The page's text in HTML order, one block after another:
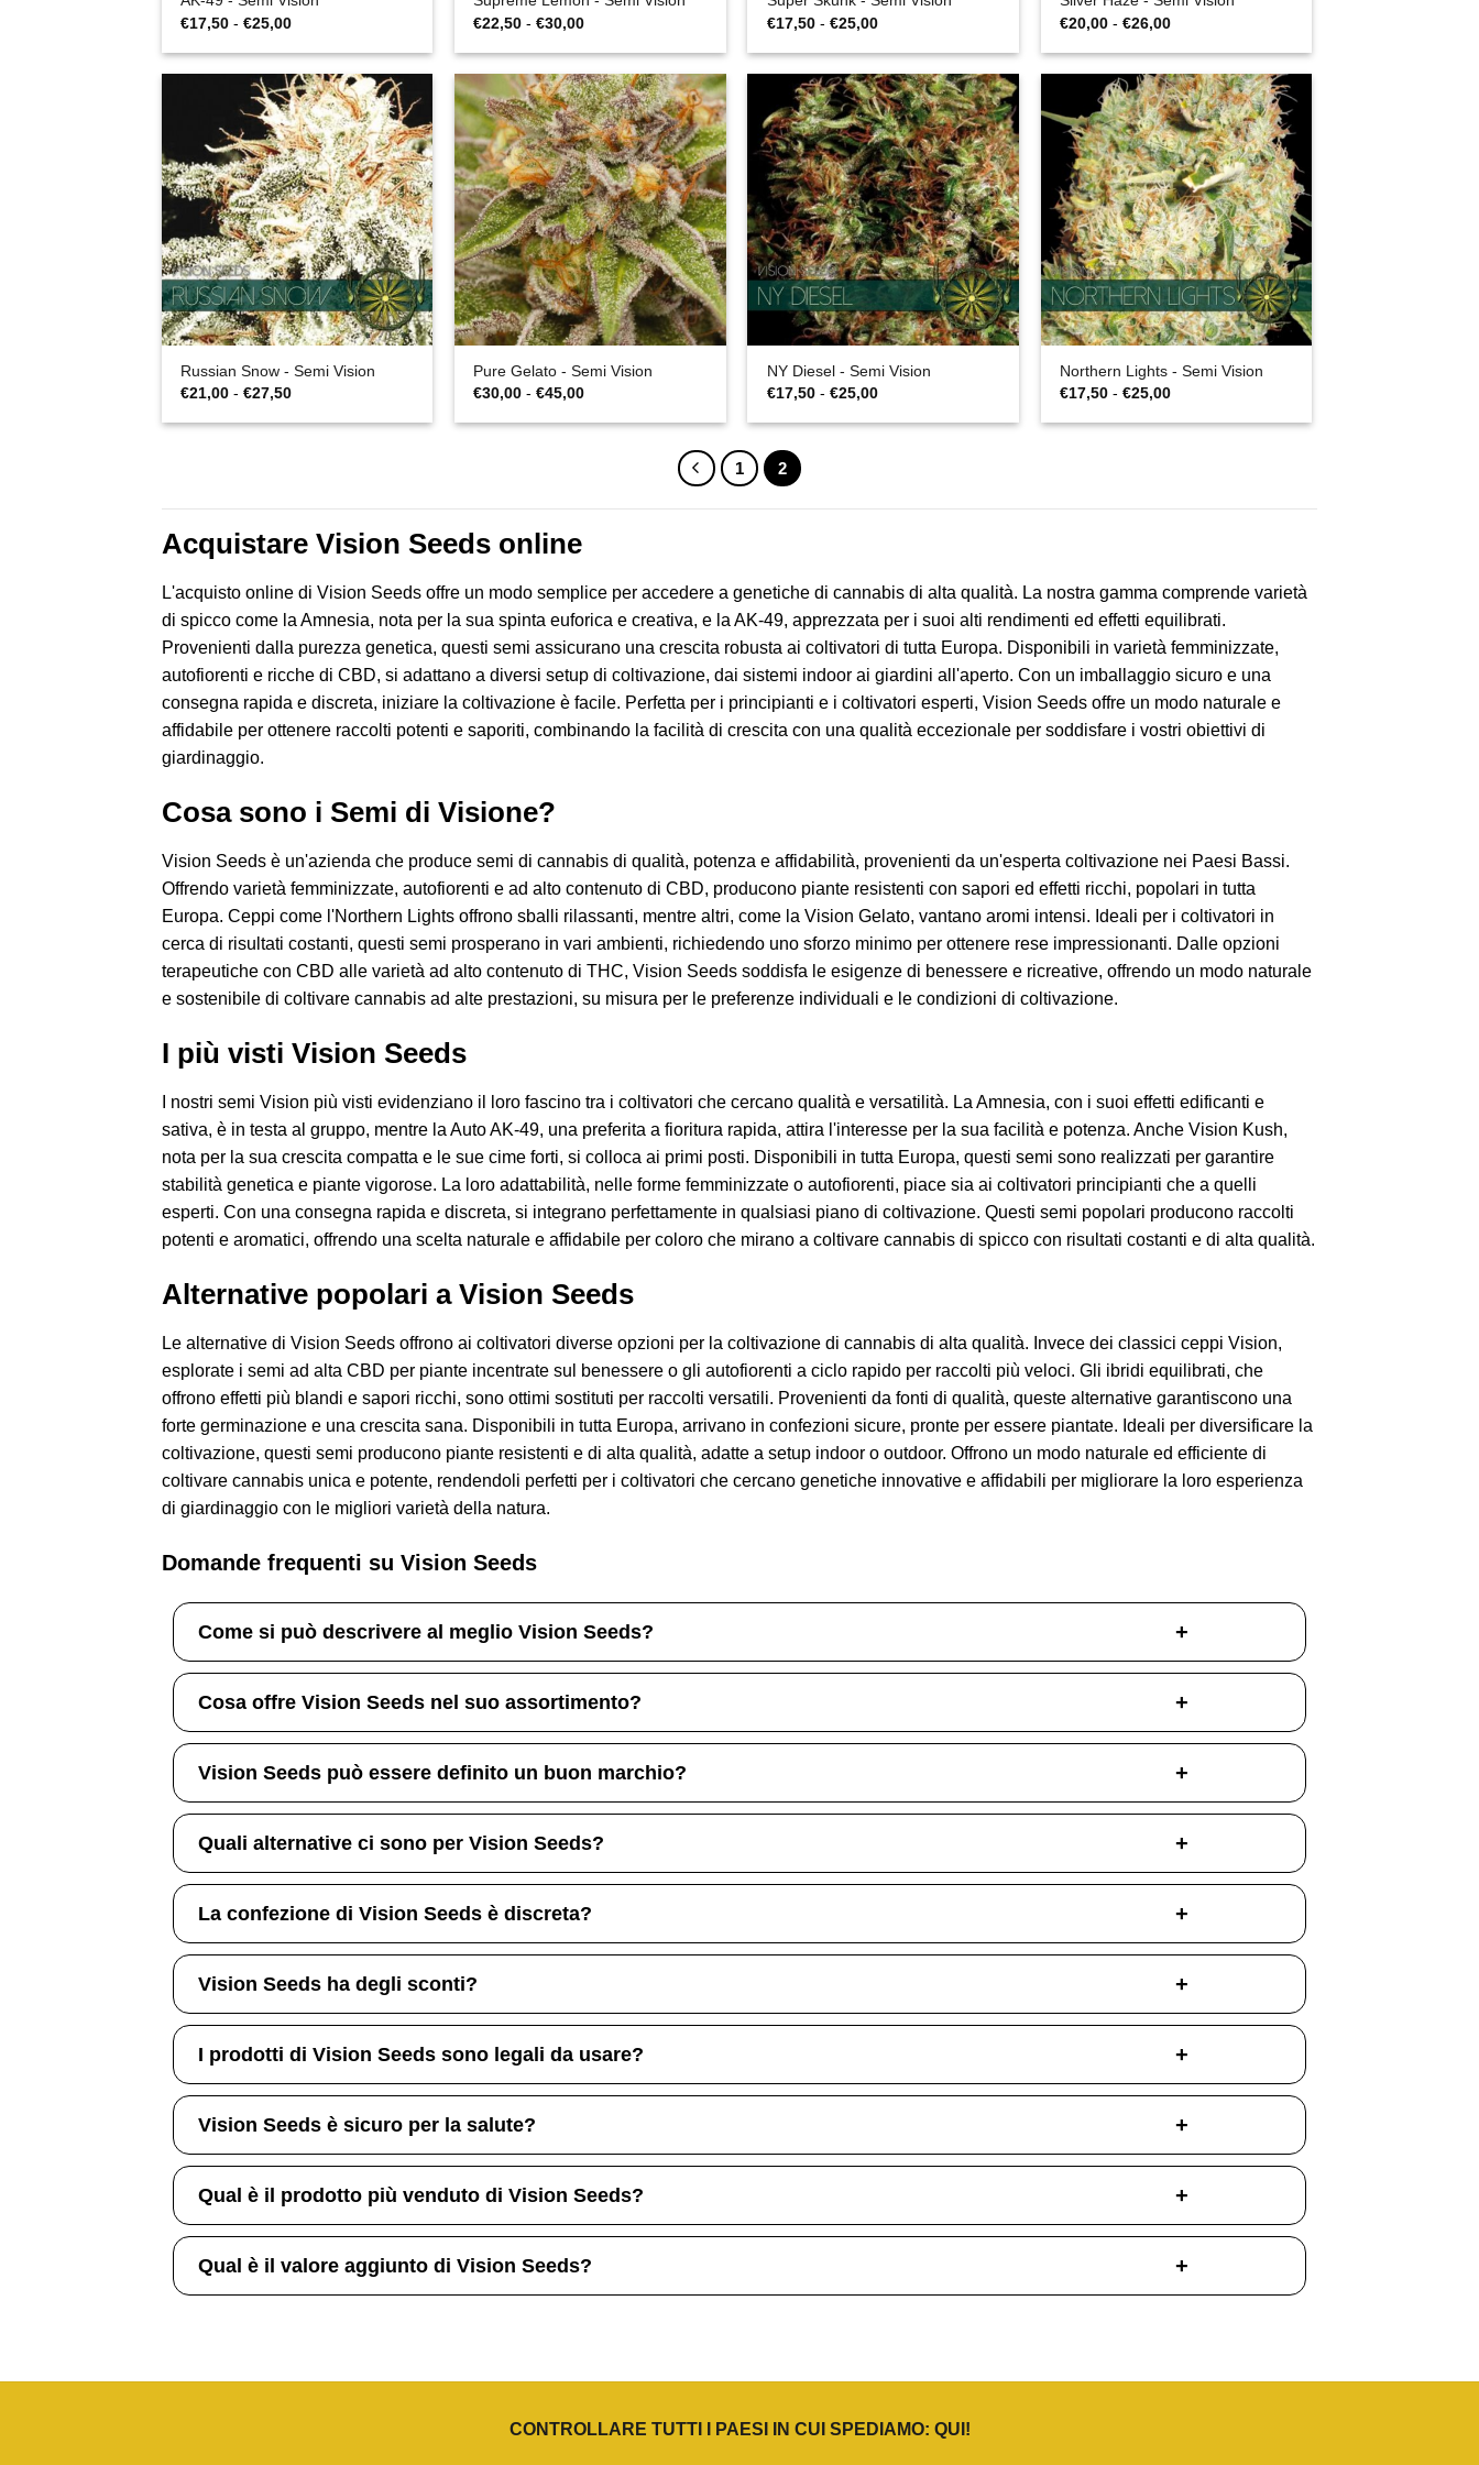
€17,50 - €25,00Fascia
prezzo:
€17,50
a
€25,00
€22,50 - €30,00Fascia
prezzo:
€22,50
a
€30,00
€17,50 - €25,00Fascia
prezzo:
€17,50
a
€25,00
€20,00 - €26,00Fascia
prezzo:
€20,00
a
€26,00
Russian Snow - Semi Vision
€21,00 - €27,50Fascia
prezzo:
Pure Gelato - Semi Vision
€30,00 - €45,00Fascia
prezzo:
NY Diesel - Semi Vision
€17,50 - €25,00Fascia
prezzo:
Northern Lights - Semi Vision
€17,50 - €25,00Fascia
prezzo:
1 2
Acquistare Vision Seeds online
L'acquisto online di Vision Seeds offre un modo semplice per accedere a genetiche di cannabis di alta qualità. La nostra gamma comprende varietà
di spicco come la Amnesia, nota per la sua spinta euforica e creativa, e la AK-49, apprezzata per i suoi alti rendimenti ed effetti equilibrati.
Provenienti dalla purezza genetica, questi semi assicurano una crescita robusta ai coltivatori di tutta Europa. Disponibili in varietà femminizzate,
autofiorenti e ricche di CBD, si adattano a diversi setup di coltivazione, dai sistemi indoor ai giardini all'aperto. Con un imballaggio sicuro e una
consegna rapida e discreta, iniziare la coltivazione è facile. Perfetta per i principianti e i coltivatori esperti, Vision Seeds offre un modo naturale e
affidabile per ottenere raccolti potenti e saporiti, combinando la facilità di crescita con una qualità eccezionale per soddisfare i vostri obiettivi di
giardinaggio.
Cosa sono i Semi di Visione?
Vision Seeds è un'azienda che produce semi di cannabis di qualità, potenza e affidabilità, provenienti da un'esperta coltivazione nei Paesi Bassi.
Offrendo varietà femminizzate, autofiorenti e ad alto contenuto di CBD, producono piante resistenti con sapori ed effetti ricchi, popolari in tutta
Europa. Ceppi come l'Northern Lights offrono sballi rilassanti, mentre altri, come la Vision Gelato, vantano aromi intensi. Ideali per i coltivatori in
cerca di risultati costanti, questi semi prosperano in vari ambienti, richiedendo uno sforzo minimo per ottenere rese impressionanti. Dalle opzioni
terapeutiche con CBD alle varietà ad alto contenuto di THC, Vision Seeds soddisfa le esigenze di benessere e ricreative, offrendo un modo naturale
e sostenibile di coltivare cannabis ad alte prestazioni, su misura per le preferenze individuali e le condizioni di coltivazione.
I più visti Vision Seeds
I nostri semi Vision più visti evidenziano il loro fascino tra i coltivatori che cercano qualità e versatilità. La Amnesia, con i suoi effetti edificanti e
sativa, è in testa al gruppo, mentre la Auto AK-49, una preferita a fioritura rapida, attira l'interesse per la sua facilità e potenza. Anche Vision Kush,
nota per la sua crescita compatta e le sue cime forti, si colloca ai primi posti. Disponibili in tutta Europa, questi semi sono realizzati per garantire
stabilità genetica e piante vigorose. La loro adattabilità, nelle forme femminizzate o autofiorenti, piace sia ai coltivatori principianti che a quelli
esperti. Con una consegna rapida e discreta, si integrano perfettamente in qualsiasi piano di coltivazione. Questi semi popolari producono raccolti
potenti e aromatici, offrendo una scelta naturale e affidabile per coloro che mirano a coltivare cannabis di spicco con risultati costanti e di alta qualità.
Alternative popolari a Vision Seeds
Le alternative di Vision Seeds offrono ai coltivatori diverse opzioni per la coltivazione di cannabis di alta qualità. Invece dei classici ceppi Vision,
esplorate i semi ad alta CBD per piante incentrate sul benessere o gli autofiorenti a ciclo rapido per raccolti più veloci. Gli ibridi equilibrati, che
offrono effetti più blandi e sapori ricchi, sono ottimi sostituti per raccolti versatili. Provenienti da fonti di qualità, queste alternative garantiscono una
forte germinazione e una crescita sana. Disponibili in tutta Europa, arrivano in confezioni sicure, pronte per essere piantate. Ideali per diversificare la
coltivazione, questi semi producono piante resistenti e di alta qualità, adatte a setup indoor o outdoor. Offrono un modo naturale ed efficiente di
coltivare cannabis unica e potente, rendendoli perfetti per i coltivatori che cercano genetiche innovative e affidabili per migliorare la loro esperienza
di giardinaggio con le migliori varietà della natura.
Domande frequenti su Vision Seeds
Come si può descrivere al meglio Vision Seeds?
Cosa offre Vision Seeds nel suo assortimento?
Vision Seeds può essere definito un buon marchio?
Quali alternative ci sono per Vision Seeds?
La confezione di Vision Seeds è discreta?
Vision Seeds ha degli sconti?
I prodotti di Vision Seeds sono legali da usare?
Vision Seeds è sicuro per la salute?
Qual è il prodotto più venduto di Vision Seeds?
Qual è il valore aggiunto di Vision Seeds?
CONTROLLARE TUTTI I PAESI IN CUI SPEDIAMO: QUI !